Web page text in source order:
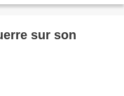
sur son